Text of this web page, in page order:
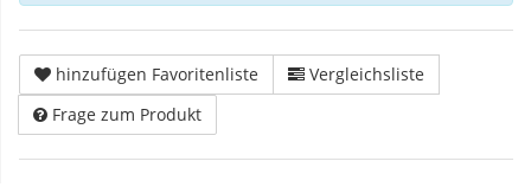
hinzufügen Favoritenliste
Vergleichsliste
Frage zum Produkt